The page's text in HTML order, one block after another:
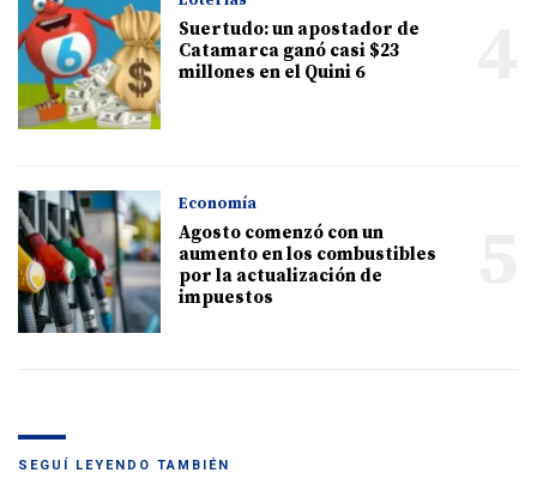
Suertudo: un apostador de
Catamarca ganó casi $23
millones en el Quini 6
Economía
Agosto comenzó con un
aumento en los combustibles
por la actualización de
impuestos
SEGUÍ LEYENDO TAMBIÉN